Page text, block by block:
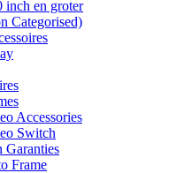
en groter
Categorised)
Accessories
Switch
Garanties
Frame